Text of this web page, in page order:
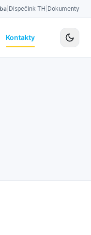
Dispečink TH Dokumenty
Kontakty